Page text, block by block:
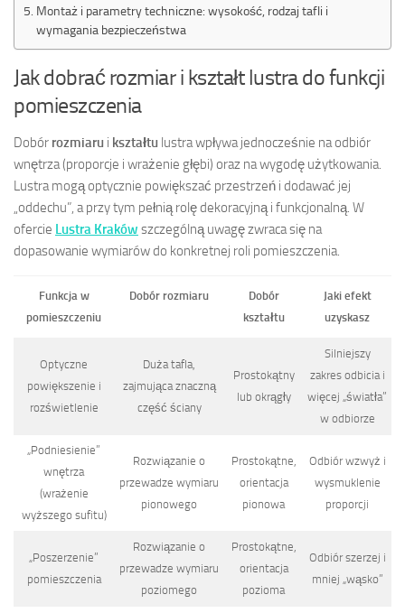
Montaż i parametry techniczne: wysokość, rodzaj tafli i
wymagania bezpieczeństwa
Jak dobrać rozmiar i kształt lustra do funkcji
pomieszczenia
Dobór rozmiaru i kształtu lustra wpływa jednocześnie na odbiór
wnętrza (proporcje i wrażenie głębi) oraz na wygodę użytkowania.
Lustra mogą optycznie powiększać przestrzeń i dodawać jej
„oddechu”, a przy tym pełnią rolę dekoracyjną i funkcjonalną. W
ofercie Lustra Kraków szczególną uwagę zwraca się na
dopasowanie wymiarów do konkretnej roli pomieszczenia.
Funkcja w
pomieszczeniu
Dobór rozmiaru
Dobór
kształtu
Jaki efekt
uzyskasz
Optyczne
powiększenie i
rozświetlenie
Duża tafla,
zajmująca znaczną
część ściany
Prostokątny
lub okrągły
Silniejszy
zakres odbicia i
więcej „światła”
w odbiorze
„Podniesienie”
wnętrza
(wrażenie
wyższego sufitu)
Rozwiązanie o
przewadze wymiaru
pionowego
Prostokątne,
orientacja
pionowa
Odbiór wzwyż i
wysmuklenie
proporcji
„Poszerzenie”
pomieszczenia
Rozwiązanie o
przewadze wymiaru
poziomego
Prostokątne,
orientacja
pozioma
Odbiór szerzej i
mniej „wąsko”